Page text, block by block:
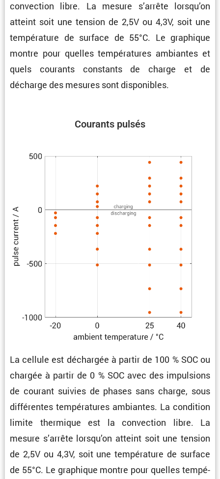
convec­tion libre. La mesure s’arrête lorsqu’on
atteint soit une tension de 2,5V ou 4,3V, soit une
tempé­ra­ture de surface de 55°C. Le graphique
montre pour quelles tempé­ra­tures ambiantes et
quels courants constants de charge et de
décharge des mesures sont disponibles.
Courants pulsés
La cellule est déchargée à partir de 100 % SOC ou
chargée à partir de 0 % SOC avec des impul­sions
de courant suivies de phases sans charge, sous
diffé­rentes tempé­ra­tures ambiantes. La condi­tion
limite thermique est la convec­tion libre. La
mesure s’arrête lorsqu’on atteint soit une tension
de 2,5V ou 4,3V, soit une tempé­ra­ture de surface
de 55°C. Le graphique montre pour quelles tempé­